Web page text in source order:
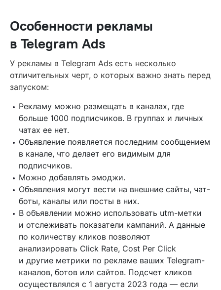
Особенности рекламы
в Telegram Ads
У рекламы в Telegram Ads есть несколько
отличительных черт, о которых важно знать перед
запуском:
Рекламу можно размещать в каналах, где
больше 1000 подписчиков. В группах и личных
чатах ее нет.
Объявление появляется последним сообщением
в канале, что делает его видимым для
подписчиков.
Можно добавлять эмоджи.
Объявления могут вести на внешние сайты, чат-
боты, каналы или посты в них.
В объявлении можно использовать utm-метки
и отслеживать показатели кампаний. А данные
по количеству кликов позволяют
анализировать Click Rate, Cost Per Click
и другие метрики по рекламе ваших Telegram-
каналов, ботов или сайтов. Подсчет кликов
осуществлялся с 1 августа 2023 года — если